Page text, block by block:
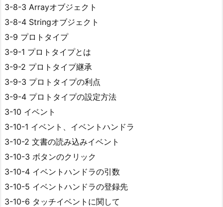
3-8-3 Arrayオブジェクト
3-8-4 Stringオブジェクト
3-9 プロトタイプ
3-9-1 プロトタイプとは
3-9-2 プロトタイプ継承
3-9-3 プロトタイプの利点
3-9-4 プロトタイプの設定方法
3-10 イベント
3-10-1 イベント、イベントハンドラ
3-10-2 文書の読み込みイベント
3-10-3 ボタンのクリック
3-10-4 イベントハンドラの引数
3-10-5 イベントハンドラの登録先
3-10-6 タッチイベントに関して